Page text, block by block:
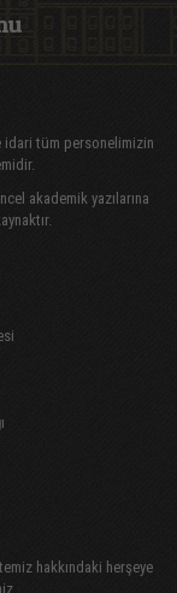
idari tüm personelimizin
akademik yazılarına
hakkındaki herşeye